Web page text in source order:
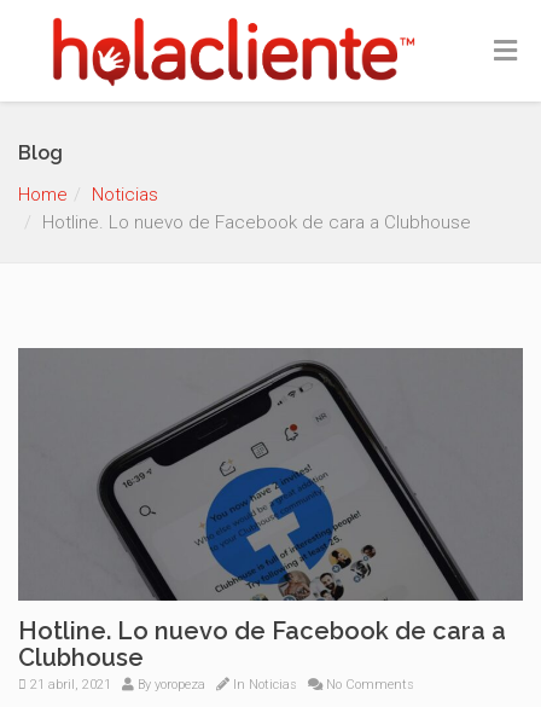
Blog
Home
Noticias
Hotline. Lo nuevo de Facebook de cara a Clubhouse
Hotline. Lo nuevo de Facebook de cara a
Clubhouse
21 abril, 2021 By yoropeza In Noticias No Comments